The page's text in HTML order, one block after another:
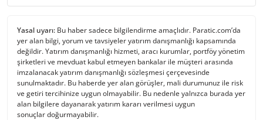
Yasal uyarı: Bu haber sadece bilgilendirme amaçlıdır. Paratic.com’da
yer alan bilgi, yorum ve tavsiyeler yatırım danışmanlığı kapsamında
değildir. Yatırım danışmanlığı hizmeti, aracı kurumlar, portföy yönetim
şirketleri ve mevduat kabul etmeyen bankalar ile müşteri arasında
imzalanacak yatırım danışmanlığı sözleşmesi çerçevesinde
sunulmaktadır. Bu haberde yer alan görüşler, mali durumunuz ile risk
ve getiri tercihinize uygun olmayabilir. Bu nedenle yalnızca burada yer
alan bilgilere dayanarak yatırım kararı verilmesi uygun
sonuçlar doğurmayabilir.